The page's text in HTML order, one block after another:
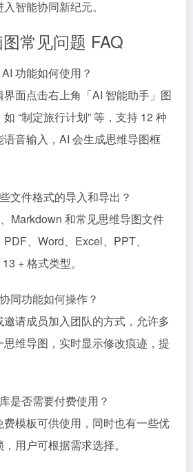
智能协同新纪元。​
常见问题 FAQ​
功能如何使用？​
面点击右上角「AI 智能助手」图
“制定旅行计划” 等，支持 12 种
音输入，AI 会生成思维导图框
文件格式的导入和导出？​
Markdown 和常见思维导图文件
、Word、Excel、PPT、
+ 格式类型。​
同功能如何操作？​
请成员加入团队的方式，允许多
维导图，实时显示修改痕迹，提
是否需要付费使用？​
模板可供使用，同时也有一些优
用户可根据需求选择。​